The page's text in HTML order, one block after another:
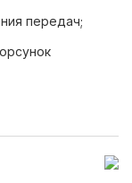
передач;